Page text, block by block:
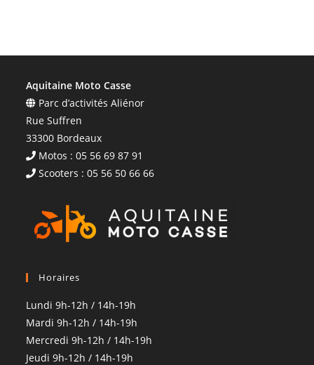
Aquitaine Moto Casse
Parc d’activités Aliénor
Rue Suffren
33300 Bordeaux
Motos : 05 56 69 87 91
Scooters : 05 56 50 66 66
Horaires
Lundi 9h-12h / 14h-19h
Mardi 9h-12h / 14h-19h
Mercredi 9h-12h / 14h-19h
Jeudi 9h-12h / 14h-19h